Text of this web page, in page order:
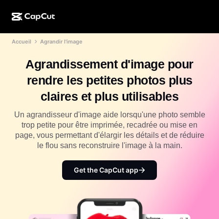
CapCut en ligne
CapCut Pad
CapCut sur mobile
Dreamina IA
Création par l'IA
Conception IA
Générateur de vidéos IA
Générateur d'images IA
Outil d'amélioration d'images IA
Dreamina Seedance 2.5
Gemini Omni
Fonctionnalités
Outils IA
Éditeur et générateur de vidéos
Éditeur et générateur d'images
Éditeur et générateur de voix
Réseaux sociaux
Modèles pour les fêtes de fin d'année
Modèles de calendrier
Modèles pour anniversaire
Communauté
Initiatives
Affilié(e)s
Programme pour les pionniers et pionnières
Programme pour les partenaires créatifs
Accueil Agrandir l'image
Agrandissement d'image pour
rendre les petites photos plus
claires et plus utilisables
Un agrandisseur d'image aide lorsqu'une photo semble
trop petite pour être imprimée, recadrée ou mise en
page, vous permettant d'élargir les détails et de réduire
le flou sans reconstruire l'image à la main.
Get the CapCut app